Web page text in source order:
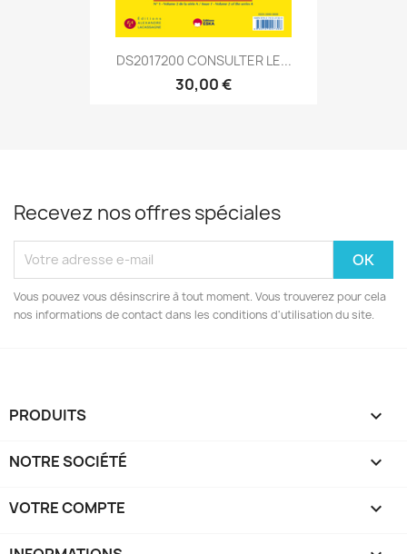
DS2017200 CONSULTER LE...
30,00 €
Recevez nos offres spéciales
Vous pouvez vous désinscrire à tout moment. Vous trouverez pour cela
nos informations de contact dans les conditions d'utilisation du site.
PRODUITS 
NOTRE SOCIÉTÉ 
VOTRE COMPTE 